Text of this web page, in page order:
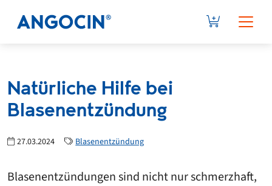
Natürliche Hilfe bei
Blasenentzündung
27.03.2024 Blasenentzündung
Blasenentzündungen sind nicht nur schmerzhaft,